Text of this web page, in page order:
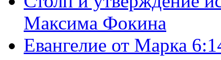
Максима Фокина
Евангелие от Марка